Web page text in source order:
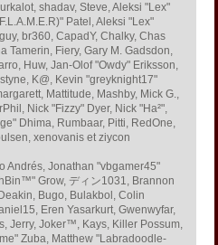
shadav, Steve, Aleksi "Lex"
Patel, Aleksi "Lex"
br360, CapadY, Chalky, Chas
Tamerin, Fiery, Gary M. Gadsdon,
Huw, Jan-Olof "Owdy" Eriksson,
K@, Kevin "greyknight17"
Mattitude, Mashby, Mick G.,
Nick "Fizzy" Dyer, Nick "Ha²",
Dhima, Rumbaar, Pitti, RedOne,
xenovanis et ziycon
Andrés, Jonathan "vbgamer45"
Grow, ディン1031, Brannon
Bugo, Bulakbol, Colin
Eren Yasarkurt, Gwenwyfar,
Jerry, Joker™, Kays, Killer Possum,
Zuba, Matthew "Labradoodle-